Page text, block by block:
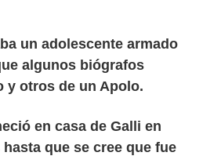
un adolescente armado
algunos biógrafos
y otros de un Apolo.
en casa de Galli en
que se cree que fue